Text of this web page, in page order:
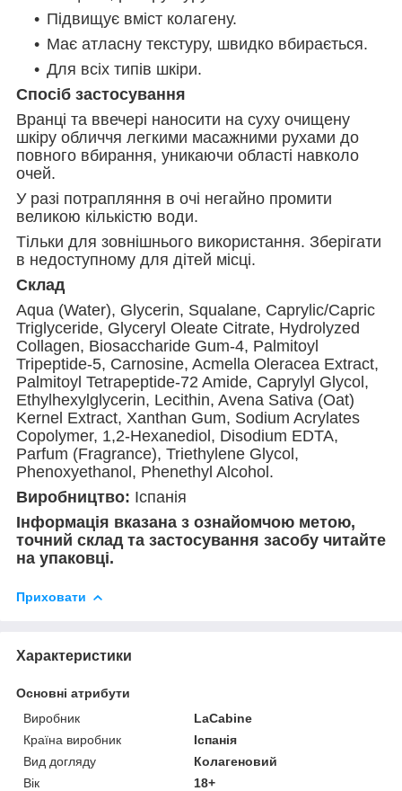
Підвищує вміст колагену.
Має атласну текстуру, швидко вбирається.
Для всіх типів шкіри.
Спосіб застосування
Вранці та ввечері наносити на суху очищену
шкіру обличчя легкими масажними рухами до
повного вбирання, уникаючи області навколо
очей.
У разі потрапляння в очі негайно промити
великою кількістю води.
Тільки для зовнішнього використання. Зберігати
в недоступному для дітей місці.
Склад
Aqua (Water), Glycerin, Squalane, Caprylic/Capric
Triglyceride, Glyceryl Oleate Citrate, Hydrolyzed
Collagen, Biosaccharide Gum-4, Palmitoyl
Tripeptide-5, Carnosine, Acmella Oleracea Extract,
Palmitoyl Tetrapeptide-72 Amide, Caprylyl Glycol,
Ethylhexylglycerin, Lecithin, Avena Sativa (Oat)
Kernel Extract, Xanthan Gum, Sodium Acrylates
Copolymer, 1,2-Hexanediol, Disodium EDTA,
Parfum (Fragrance), Triethylene Glycol,
Phenoxyethanol, Phenethyl Alcohol.
Виробництво: Іспанія
Інформація вказана з ознайомчою метою,
точний склад та застосування засобу читайте
на упаковці.
Приховати
Характеристики
Основні атрибути
Виробник
LaCabine
Країна виробник
Іспанія
Вид догляду
Колагеновий
Вік
18+